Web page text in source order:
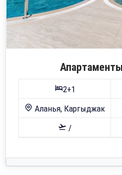
2+1
Аланья, Каргыджак
/